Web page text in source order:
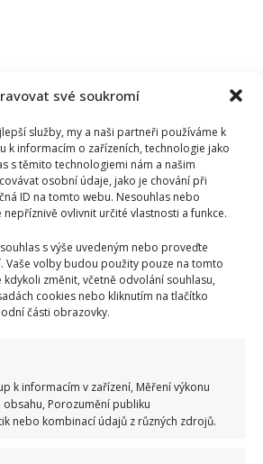
své soukromí
služby, my a naši partneři používáme k
k informacím o zařízeních, technologie jako
s těmito technologiemi nám a našim
osobní údaje, jako je chování při
ID na tomto webu. Nesouhlas nebo
ovlivnit určité vlastnosti a funkce.
s výše uvedeným nebo proveďte
volby budou použity pouze na tomto
kdykoli změnit, včetně odvolání souhlasu,
cookies nebo kliknutím na tlačítko
části obrazovky.
k informacím v zařízení, Měření výkonu
obsahu, Porozumění publiku
nebo kombinací údajů z různých zdrojů.